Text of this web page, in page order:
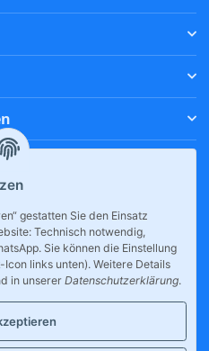
Versand
gestatten Sie den Einsatz
Technisch notwendig,
Sie können die Einstellung
links unten). Weitere Details
in unserer Datenschutzerklärung.